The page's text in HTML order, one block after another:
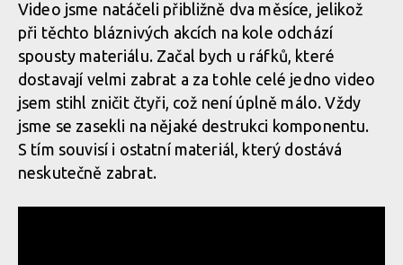
Video jsme natáčeli přibližně dva měsíce, jelikož
při těchto bláznivých akcích na kole odchází
spousty materiálu. Začal bych u ráfků, které
dostavají velmi zabrat a za tohle celé jedno video
jsem stihl zničit čtyři, což není úplně málo. Vždy
jsme se zasekli na nějaké destrukci komponentu.
S tím souvisí i ostatní materiál, který dostává
neskutečně zabrat.